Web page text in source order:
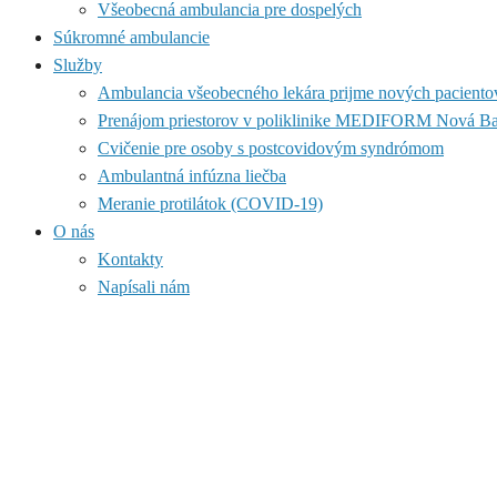
Všeobecná ambulancia pre dospelých
Súkromné ambulancie
Služby
Ambulancia všeobecného lekára prijme nových
Prenájom priestorov v poliklinike MEDIFORM Nová
Cvičenie pre osoby s postcovidovým syndrómom
Ambulantná infúzna liečba
Meranie protilátok (COVID-19)
O nás
Kontakty
Napísali nám